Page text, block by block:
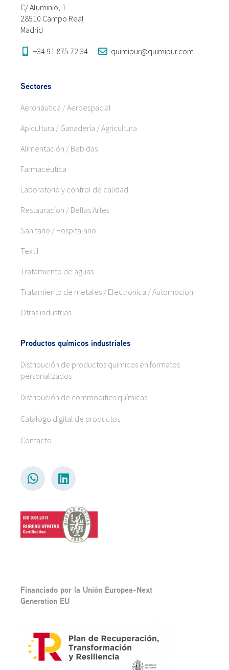
C/ Aluminio, 1
28510 Campo Real
Madrid
+34 91 875 72 34 quimipur@quimipur.com
Sectores
Aeronáutica / Aeroespacial
Apicultura / Ganadería / Agricultura
Alimentación / Bebidas
Farmacéutica
Laboratorio y control de calidad
Restauración / Bellas Artes
Sanitario / Hospitalario
Textil
Tratamiento de aguas
Tratamiento de metales / Electrónica / Automoción
Otras industrias
Productos químicos industriales
Distribución de productos químicos en formatos
personalizados
Distribución de commodities químicas
Catálogo digital de productos
Contacto
Financiado por la Unión Europea-Next
Generation EU